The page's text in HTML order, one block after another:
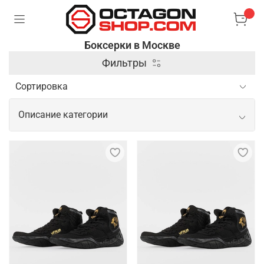
Боксерки в Москве
Фильтры
Описание категории
эффективных и безопасных
отлично подходит для активного образа жизни.
Они имеют легкую и гибкую конструкцию, которая
обеспечивает комфорт и свободу движений.
Боксерки изготовлены из высококачественных